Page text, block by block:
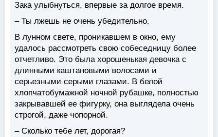
Зака улыбнуться, впервые за долгое время.
– Ты лжешь не очень убедительно.
В лунном свете, проникавшем в окно, ему
удалось рассмотреть свою собеседницу более
отчетливо. Это была хорошенькая девочка с
длинными каштановыми волосами и
серьезными серыми глазами. В белой
хлопчатобумажной ночной рубашке, полностью
закрывавшей ее фигурку, она выглядела очень
строгой, даже чопорной.
– Сколько тебе лет, дорогая?